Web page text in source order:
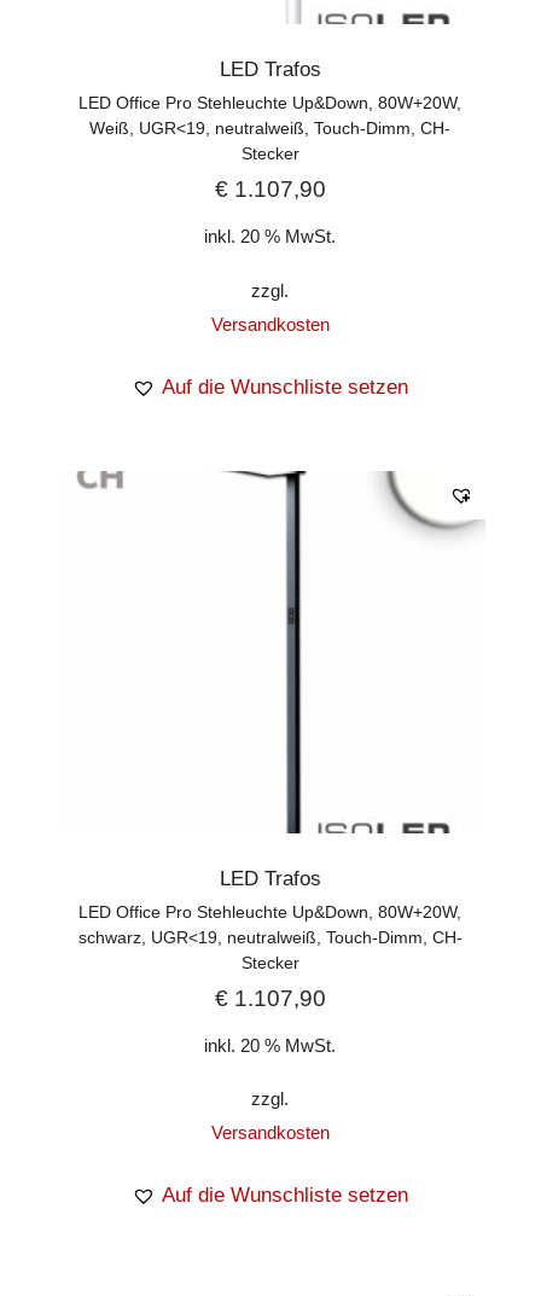
LED Trafos
LED Office Pro Stehleuchte Up&Down, 80W+20W,
Weiß, UGR<19, neutralweiß, Touch-Dimm, CH-
Stecker
€1.107,90
inkl. 20 % MwSt.
zzgl.
Versandkosten
Auf die Wunschliste setzen
LED Trafos
LED Office Pro Stehleuchte Up&Down, 80W+20W,
schwarz, UGR<19, neutralweiß, Touch-Dimm, CH-
Stecker
€1.107,90
inkl. 20 % MwSt.
zzgl.
Versandkosten
Auf die Wunschliste setzen